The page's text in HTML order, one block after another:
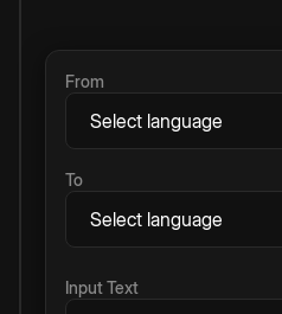
From
To
Input Text